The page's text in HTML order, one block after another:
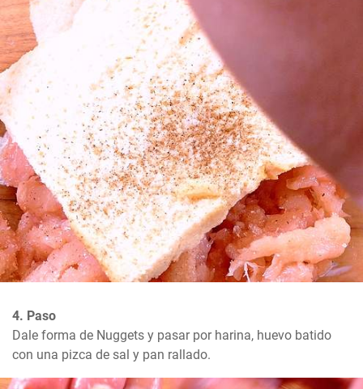
4. Paso
Dale forma de Nuggets y pasar por harina, huevo batido
con una pizca de sal y pan rallado.